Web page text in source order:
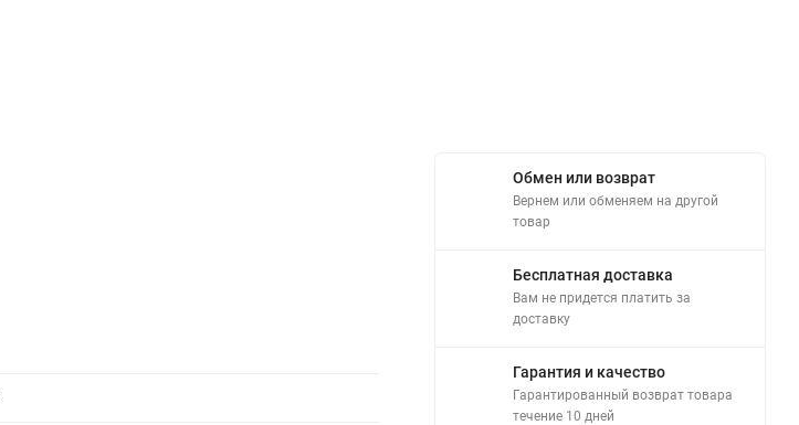
Обмен или возврат
Вернем или обменяем на другой
товар
Бесплатная доставка
Вам не придется платить за
доставку
Гарантия и качество
Гарантированный возврат товара
течение 10 дней